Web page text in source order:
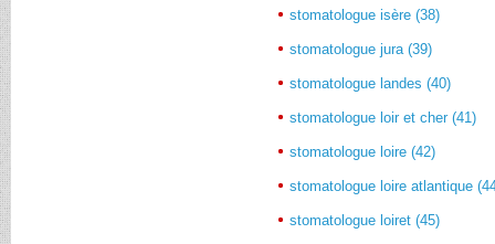
stomatologue isère (38)
stomatologue jura (39)
stomatologue landes (40)
stomatologue loir et cher (41)
stomatologue loire (42)
stomatologue loire atlantique
stomatologue loiret (45)